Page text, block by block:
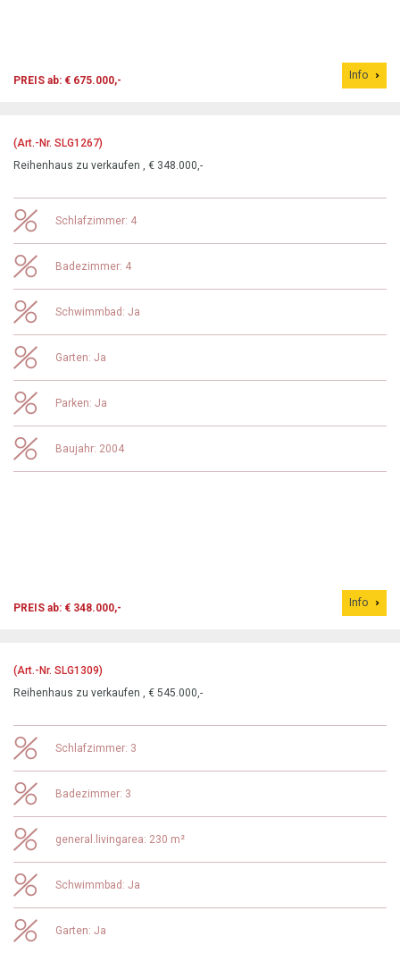
PREIS ab: € 675.000,- Info
(Art.-Nr. SLG1267)
Reihenhaus zu verkaufen , € 348.000,-
Schlafzimmer: 4
Badezimmer: 4
Schwimmbad: Ja
Garten: Ja
Parken: Ja
Baujahr: 2004
PREIS ab: € 348.000,- Info
(Art.-Nr. SLG1309)
Reihenhaus zu verkaufen , € 545.000,-
Schlafzimmer: 3
Badezimmer: 3
general.livingarea: 230 m²
Schwimmbad: Ja
Garten: Ja